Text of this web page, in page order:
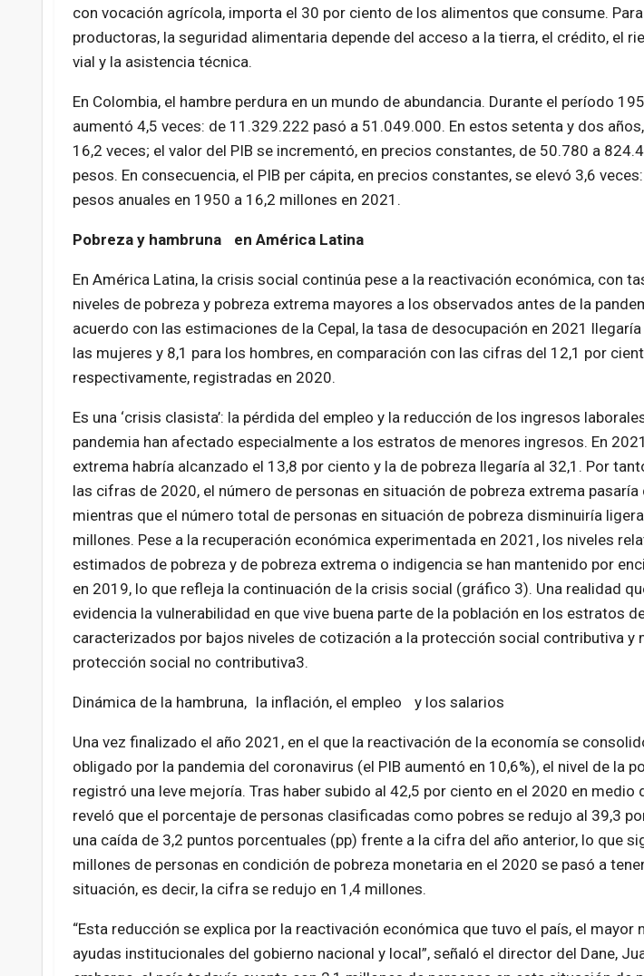
con vocación agrícola, importa el 30 por ciento de los alimentos que consume.
productoras, la seguridad alimentaria depende del acceso a la tierra, el crédito, el
vial y la asistencia técnica.
En Colombia, el hambre perdura en un mundo de abundancia. Durante el período
aumentó 4,5 veces: de 11.329.222 pasó a 51.049.000. En estos setenta y dos
16,2 veces; el valor del PIB se incrementó, en precios constantes, de 50.780 a
pesos. En consecuencia, el PIB per cápita, en precios constantes, se elevó 3,6
pesos anuales en 1950 a 16,2 millones en 2021.
Pobreza y hambruna en América Latina
En América Latina, la crisis social continúa pese a la reactivación económica, con
niveles de pobreza y pobreza extrema mayores a los observados antes de la
acuerdo con las estimaciones de la Cepal, la tasa de desocupación en 2021
las mujeres y 8,1 para los hombres, en comparación con las cifras del 12,1 por
respectivamente, registradas en 2020.
Es una ‘crisis clasista’: la pérdida del empleo y la reducción de los ingresos
pandemia han afectado especialmente a los estratos de menores ingresos. En
extrema habría alcanzado el 13,8 por ciento y la de pobreza llegaría al 32,1. Por
las cifras de 2020, el número de personas en situación de pobreza extrema
mientras que el número total de personas en situación de pobreza disminuiría
millones. Pese a la recuperación económica experimentada en 2021, los niveles
estimados de pobreza y de pobreza extrema o indigencia se han mantenido por
en 2019, lo que refleja la continuación de la crisis social (gráfico 3). Una realidad
evidencia la vulnerabilidad en que vive buena parte de la población en los estratos
caracterizados por bajos niveles de cotización a la protección social contributiva y
protección social no contributiva3.
Dinámica de la hambruna, la inflación, el empleo y los salarios
Una vez finalizado el año 2021, en el que la reactivación de la economía se
obligado por la pandemia del coronavirus (el PIB aumentó en 10,6%), el nivel de la
registró una leve mejoría. Tras haber subido al 42,5 por ciento en el 2020 en medio
reveló que el porcentaje de personas clasificadas como pobres se redujo al 39,3
una caída de 3,2 puntos porcentuales (pp) frente a la cifra del año anterior, lo que
millones de personas en condición de pobreza monetaria en el 2020 se pasó a
situación, es decir, la cifra se redujo en 1,4 millones.
“Esta reducción se explica por la reactivación económica que tuvo el país, el mayor
ayudas institucionales del gobierno nacional y local”, señaló el director del Dane,